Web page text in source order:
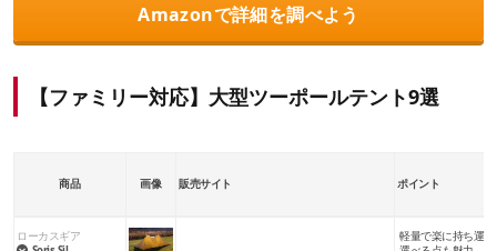
Amazonで詳細を調べよう
【ファミリー対応】大型ツーポールテント9選
商品 画像 販売サイト ポイント
ローカスギア
軽量で楽に持ち運